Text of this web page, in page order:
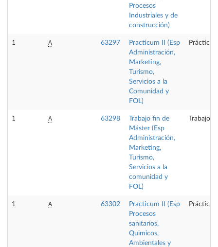
Procesos
Industriales y de
construcción)
1 A 63297
Practicum II (Esp
Administración,
Marketing,
Turismo,
Servicios a la
Comunidad y
FOL)
1 A 63298
Trabajo fin de
Máster (Esp
Administración,
Marketing,
Turismo,
Servicios a la
comunidad y
FOL)
Trabajo
1 A 63302
Practicum II (Esp
Procesos
sanitarios,
Quimicos,
Ambientales y